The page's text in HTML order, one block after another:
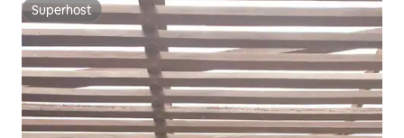
Superhost
Superhost